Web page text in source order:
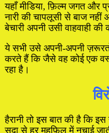
यहाँ मीडिया, फ़िल्म जगत और
नारी की चापलूसी से बाज
बेचारी अपनी उसी वाहवाही
ये सभी उसे अपनी-अपनी
करते हैं कि जैसे वह कोई एक
रहा है।
हैरानी तो इस बात की है कि इस
सदा से हर महफ़िल में नचाई